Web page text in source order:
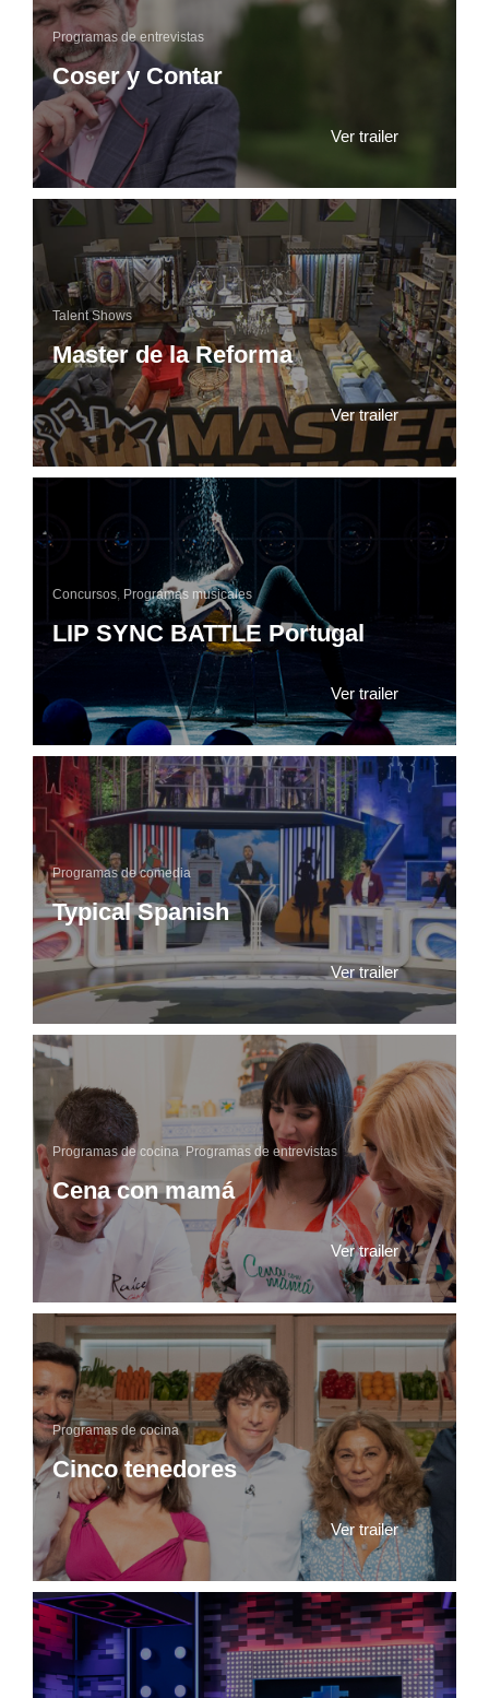
Coser y Contar
Programas de entrevistas
Ver trailer
Master de la Reforma
Talent Shows
Ver trailer
LIP SYNC BATTLE Portugal
Concursos, Programas musicales
Ver trailer
Typical Spanish
Programas de comedia
Ver trailer
Cena con mamá
Programas de cocina Programas de entrevistas
Ver trailer
Cinco tenedores
Programas de cocina
Ver trailer